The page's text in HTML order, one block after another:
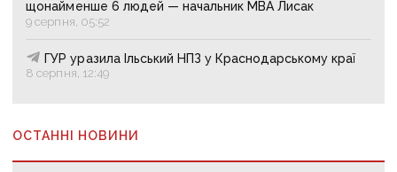
щонайменше 6 людей — начальник МВА Лисак
9 серпня, 05:52
ГУР уразила Ільський НПЗ у Краснодарському краї
8 серпня, 12:49
ОСТАННІ НОВИНИ